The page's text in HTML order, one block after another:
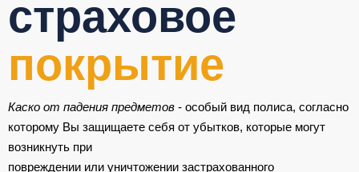
страховое
покрытие
Каско от падения предметов - особый вид полиса, согласно
которому Вы защищаете себя от убытков, которые могут
возникнуть при
повреждении или уничтожении застрахованного